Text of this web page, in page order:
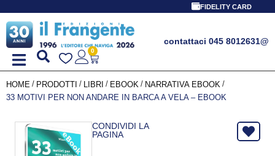
FIDELITY CARD
contattaci 045 8012631@
0
HOME / PRODOTTI / LIBRI / EBOOK / NARRATIVA EBOOK /
33 MOTIVI PER NON ANDARE IN BARCA A VELA – EBOOK
CONDIVIDI LA
PAGINA